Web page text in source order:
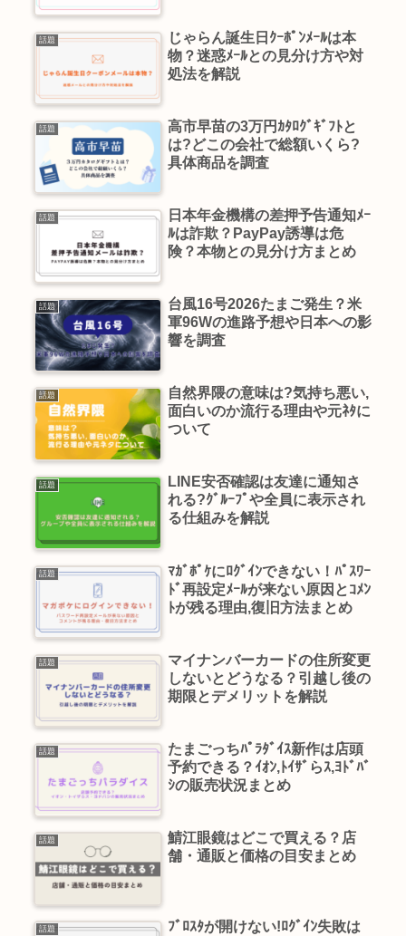
話題
じゃらん誕生日ｸｰﾎﾟﾝﾒｰﾙは本
物？迷惑ﾒｰﾙとの見分け方や対
処法を解説
話題
高市早苗の3万円ｶﾀﾛｸﾞｷﾞﾌﾄと
は?どこの会社で総額いくら?
具体商品を調査
話題
日本年金機構の差押予告通知ﾒｰ
ﾙは詐欺？PayPay誘導は危
険？本物との見分け方まとめ
話題
台風16号2026たまご発生？米
軍96Wの進路予想や日本への影
響を調査
話題
自然界隈の意味は?気持ち悪い,
面白いのか流行る理由や元ﾈﾀに
ついて
話題
LINE安否確認は友達に通知さ
れる?ｸﾞﾙｰﾌﾟや全員に表示され
る仕組みを解説
話題
ﾏｶﾞﾎﾟｹにﾛｸﾞｲﾝできない！ﾊﾟｽﾜｰ
ﾄﾞ再設定ﾒｰﾙが来ない原因とｺﾒﾝ
ﾄが残る理由,復旧方法まとめ
話題
マイナンバーカードの住所変更
しないとどうなる？引越し後の
期限とデメリットを解説
話題
たまごっちﾊﾟﾗﾀﾞｲｽ新作は店頭
予約できる？ｲｵﾝ,ﾄｲｻﾞらｽ,ﾖﾄﾞﾊﾞ
ｼの販売状況まとめ
話題
鯖江眼鏡はどこで買える？店
舗・通販と価格の目安まとめ
話題
ﾌﾞﾛｽﾀが開けない!ﾛｸﾞｲﾝ失敗は